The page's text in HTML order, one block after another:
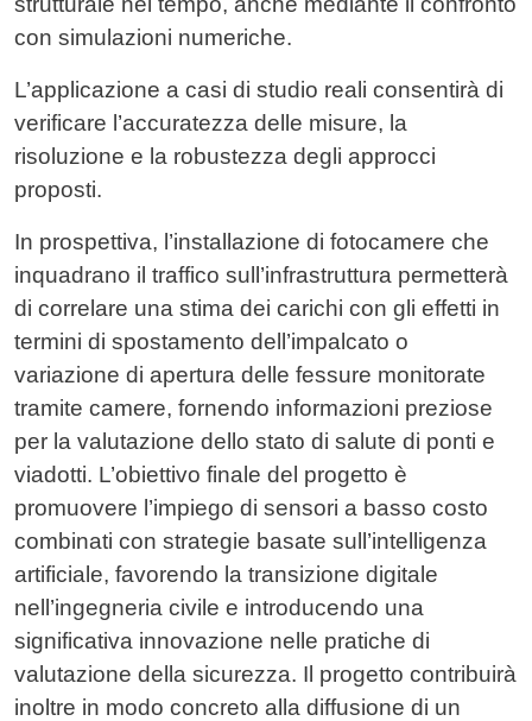
con simulazioni numeriche.
L’applicazione a casi di studio reali consentirà di
verificare l’accuratezza delle misure, la
risoluzione e la robustezza degli approcci
proposti.
In prospettiva, l’installazione di fotocamere che
inquadrano il traffico sull’infrastruttura permetterà
di correlare una stima dei carichi con gli effetti in
termini di spostamento dell’impalcato o
variazione di apertura delle fessure monitorate
tramite camere, fornendo informazioni preziose
per la valutazione dello stato di salute di ponti e
viadotti. L’obiettivo finale del progetto è
promuovere l’impiego di sensori a basso costo
combinati con strategie basate sull’intelligenza
artificiale, favorendo la transizione digitale
nell’ingegneria civile e introducendo una
significativa innovazione nelle pratiche di
valutazione della sicurezza. Il progetto contribuirà
inoltre in modo concreto alla diffusione di un